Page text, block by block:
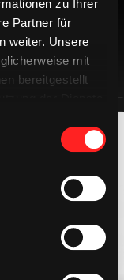
zu Ihrer
Partner für
weiter. Unsere
mit
bereitgestellt